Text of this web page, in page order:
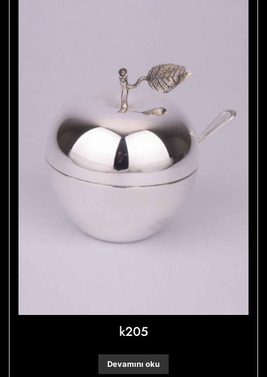
k205
Devamını oku